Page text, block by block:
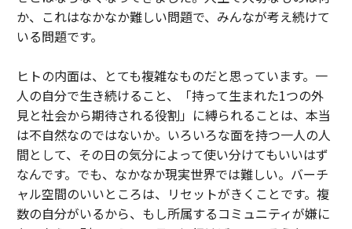
か、これはなかなか難しい問題で、みんなが考え続けて
いる問題です。
ヒトの内面は、とても複雑なものだと思っています。一
人の自分で生き続けること、「持って生まれた1つの外
見と社会から期待される役割」に縛られることは、本当
は不自然なのではないか。いろいろな面を持つ一人の人
間として、その日の気分によって使い分けてもいいはず
なんです。でも、なかなか現実世界では難しい。バーチ
ャル空間のいいところは、リセットがきくことです。複
数の自分がいるから、もし所属するコミュニティが嫌に